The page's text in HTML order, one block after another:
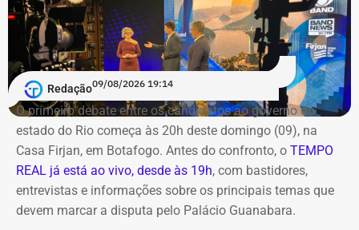
Redação09/08/2026 19:14
O primeiro debate entre os candidatos ao governo do
estado do Rio começa às 20h deste domingo (09), na
Casa Firjan, em Botafogo. Antes do confronto, o TEMPO
REAL já está ao vivo, desde às 19h, com bastidores,
entrevistas e informações sobre os principais temas que
devem marcar a disputa pelo Palácio Guanabara.